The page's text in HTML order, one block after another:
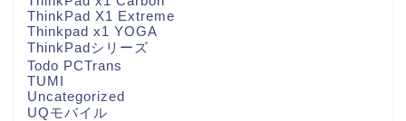
ThinkPad X1 Extreme
Thinkpad x1 YOGA
ThinkPadシリーズ
Todo PCTrans
TUMI
Uncategorized
UQモバイル